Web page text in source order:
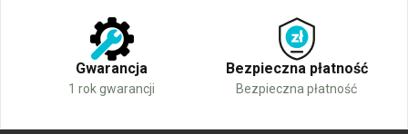
Gwarancja
1 rok gwarancji
Bezpieczna płatność
Bezpieczna płatność